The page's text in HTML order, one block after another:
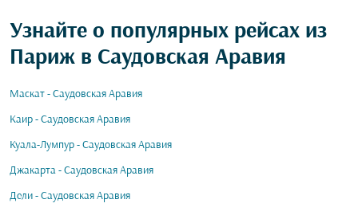
Узнайте о популярных рейсах из
Париж в Саудовская Аравия
Маскат - Саудовская Аравия
Каир - Саудовская Аравия
Куала-Лумпур - Саудовская Аравия
Джакарта - Саудовская Аравия
Дели - Саудовская Аравия